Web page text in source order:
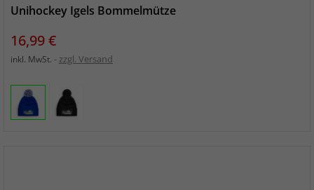
Unihockey Igels Bommelmütze
Preis
16,99 €
inkl. MwSt. zzgl. Versand